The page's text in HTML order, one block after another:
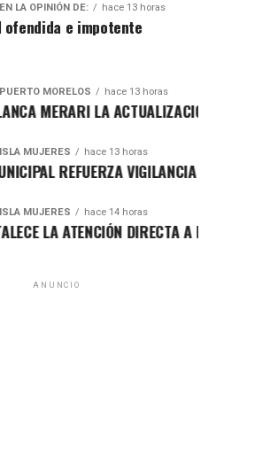
EN LA OPINIÓN DE: hace 13 horas
ofendida e impotente
PUERTO MORELOS hace 13 horas
LA ACTUALIZACIÓN DEL ATLAS
ISLA MUJERES hace 13 horas
REFUERZA VIGILANCIA CON
ISLA MUJERES hace 14 horas
LA ATENCIÓN DIRECTA A LAS FAMILIAS
ANUNCIO